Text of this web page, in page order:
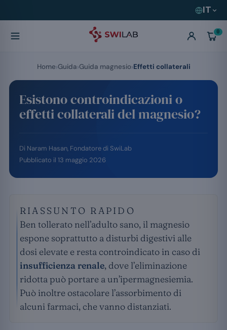
IT
0
Esistono controindicazioni o
effetti collaterali del magnesio?
Di Naram Hasan, Fondatore di SwiLab
Pubblicato il 13 maggio 2026
RIASSUNTO RAPIDO
Ben tollerato nell’adulto sano, il magnesio
espone soprattutto a disturbi digestivi alle
dosi elevate e resta controindicato in caso di
insufficienza renale, dove l’eliminazione
ridotta può portare a un’ipermagnesiemia.
Può inoltre ostacolare l’assorbimento di
alcuni farmaci, che vanno distanziati.
Home Guida Guida magnesio Effetti collaterali